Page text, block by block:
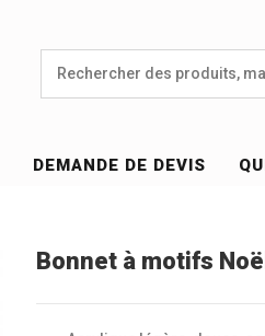
DEMANDE DE DEVIS
Bonnet à motifs